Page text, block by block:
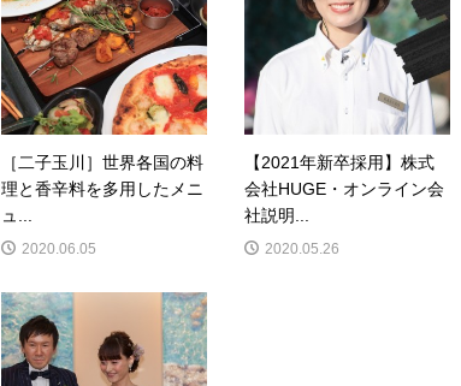
［二子玉川］世界各国の料
理と香辛料を多用したメニ
ュ...
2020.06.05
【2021年新卒採用】株式
会社HUGE・オンライン会
社説明...
2020.05.26